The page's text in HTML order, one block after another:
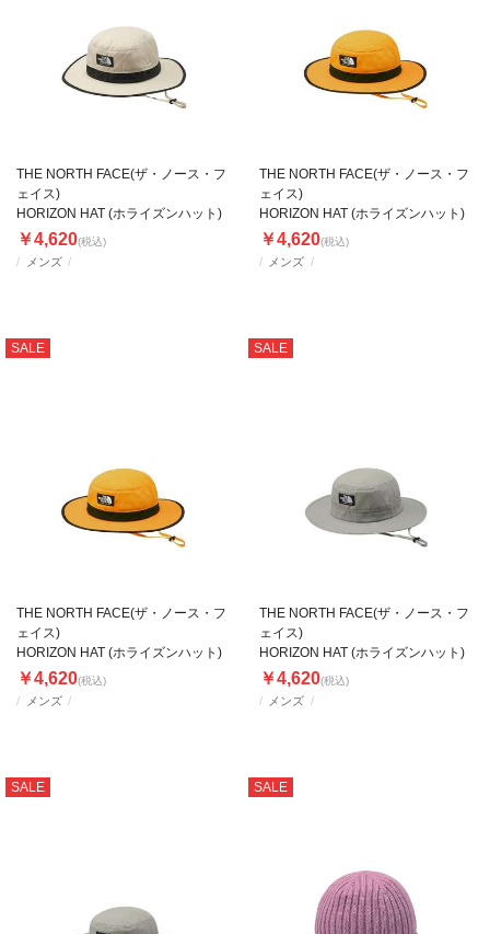
メンズ
THE NORTH FACE(ザ・ノース・フ
ェイス)
HORIZON HAT (ホライズンハット)
￥4,620(税込)
メンズ
THE NORTH FACE(ザ・ノース・フ
ェイス)
HORIZON HAT (ホライズンハット)
￥4,620(税込)
SALE
メンズ
THE NORTH FACE(ザ・ノース・フ
ェイス)
HORIZON HAT (ホライズンハット)
￥4,620(税込)
SALE
メンズ
THE NORTH FACE(ザ・ノース・フ
ェイス)
HORIZON HAT (ホライズンハット)
￥4,620(税込)
SALE SALE